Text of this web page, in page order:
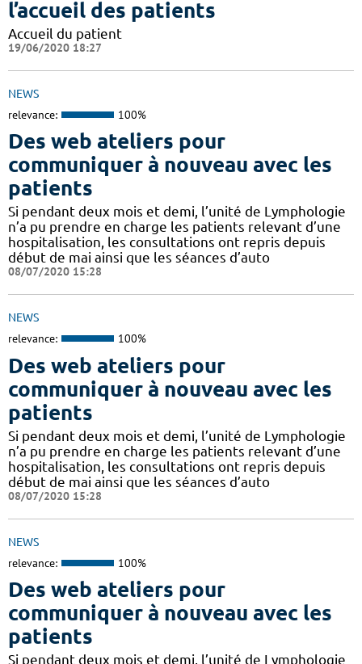
l’accueil des patients
Accueil du patient
19/06/2020 18:27
NEWS
relevance: 100%
Des web ateliers pour
communiquer à nouveau avec les
patients
Si pendant deux mois et demi, l’unité de Lymphologie
n’a pu prendre en charge les patients relevant d’une
hospitalisation, les consultations ont repris depuis
début de mai ainsi que les séances d’auto
08/07/2020 15:28
NEWS
relevance: 100%
Des web ateliers pour
communiquer à nouveau avec les
patients
Si pendant deux mois et demi, l’unité de Lymphologie
n’a pu prendre en charge les patients relevant d’une
hospitalisation, les consultations ont repris depuis
début de mai ainsi que les séances d’auto
08/07/2020 15:28
NEWS
relevance: 100%
Des web ateliers pour
communiquer à nouveau avec les
patients
Si pendant deux mois et demi, l’unité de Lymphologie